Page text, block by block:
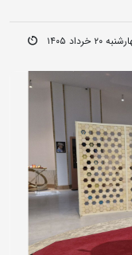
۲۰ خرداد ۱۴۰۵